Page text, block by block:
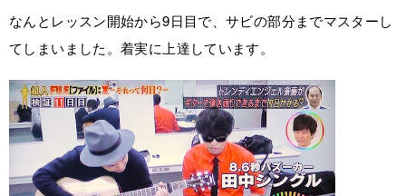
なんとレッスン開始から9日目で、サビの部分までマスターし
てしまいました。着実に上達しています。